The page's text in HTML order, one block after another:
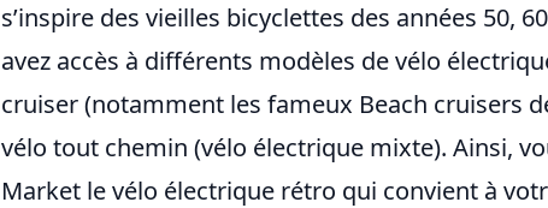
s’inspire des vieilles bicyclettes des années 50,
avez accès à différents modèles de vélo
cruiser (notamment les fameux Beach cruisers
vélo tout chemin (vélo électrique mixte). Ainsi,
Market le vélo électrique rétro qui convient à